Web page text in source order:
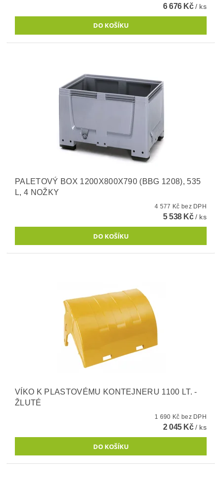
6 676 Kč/ ks
PALETOVÝ BOX 1200X800X790 (BBG 1208), 535
L, 4 NOŽKY
4 577 Kč bez DPH
5 538 Kč/ ks
VÍKO K PLASTOVÉMU KONTEJNERU 1100 LT. -
ŽLUTÉ
1 690 Kč bez DPH
2 045 Kč/ ks